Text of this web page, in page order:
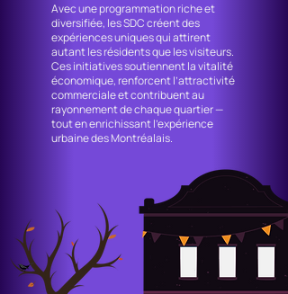
Avec une programmation riche et
diversifiée, les SDC créent des
expériences uniques qui attirent
autant les résidents que les visiteurs.
Ces initiatives soutiennent la vitalité
économique, renforcent l’attractivité
commerciale et contribuent au
rayonnement de chaque quartier —
tout en enrichissant l’expérience
urbaine des Montréalais.